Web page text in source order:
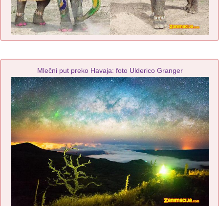
Mlečni put preko Havaja: foto Ulderico Granger